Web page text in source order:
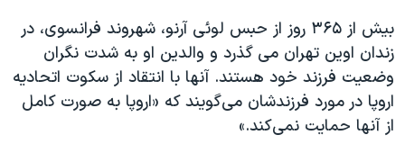
تریبونال مردمی آبان ۹۸
دادگاه حمید نوری
چهل سال گروگان‌گیری
بیش از ۳۶۵ روز از حبس لوئی آرنو، شهروند فرانسوی، در
زندان اوین تهران می گذرد و والدین او به شدت نگران
وضعیت فرزند خود هستند. آنها با انتقاد از سکوت اتحادیه
اروپا در مورد فرزندشان می‌گویند که «اروپا به صورت کامل
از آنها حمایت نمی‌کند.»